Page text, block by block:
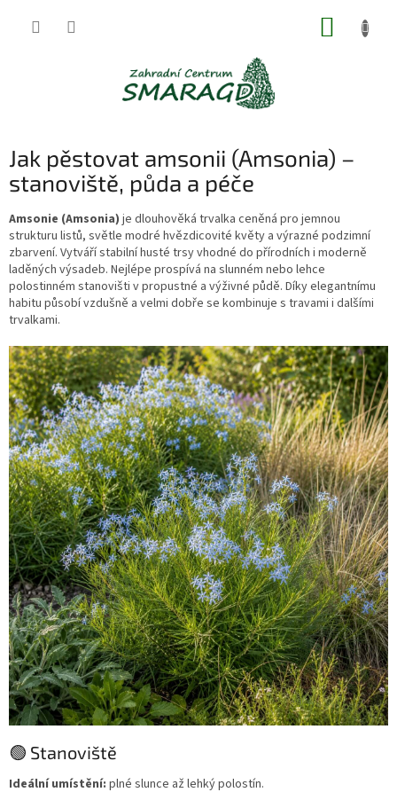
Jak pěstovat amsonii (Amsonia) –
stanoviště, půda a péče
Amsonie (Amsonia) je dlouhověká trvalka ceněná pro jemnou
strukturu listů, světle modré hvězdicovité květy a výrazné podzimní
zbarvení. Vytváří stabilní husté trsy vhodné do přírodních i moderně
laděných výsadeb. Nejlépe prospívá na slunném nebo lehce
polostinném stanovišti v propustné a výživné půdě. Díky elegantnímu
habitu působí vzdušně a velmi dobře se kombinuje s travami i dalšími
trvalkami.
🟢 Stanoviště
Ideální umístění: plné slunce až lehký polostín.